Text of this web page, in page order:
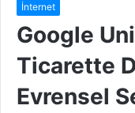
İnternet
Google
Ticarette
Evrensel